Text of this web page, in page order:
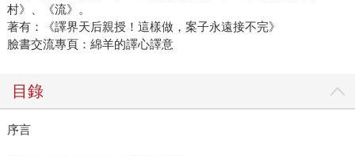
村》、《流》。
著有：《譯界天后親授！這樣做，案子永遠接不完》
臉書交流專頁：綿羊的譯心譯意
目錄
序言